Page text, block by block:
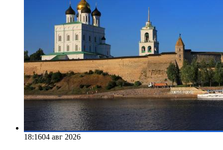
18:1604 авг 2026